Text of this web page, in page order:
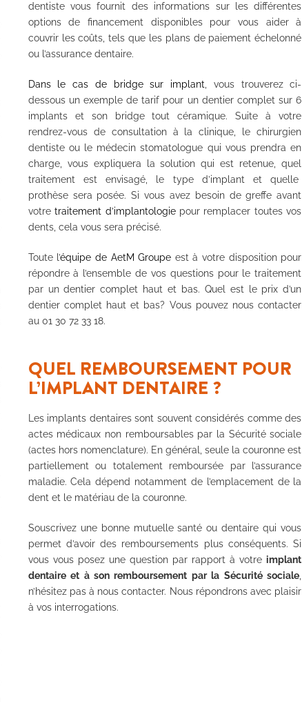
dentiste vous fournit des informations sur les différentes
options de financement disponibles pour vous aider à
couvrir les coûts, tels que les plans de paiement échelonné
ou l’assurance dentaire.
Dans le cas de bridge sur implant , vous trouverez ci-
dessous un exemple de tarif pour un dentier complet sur 6
implants et son bridge tout céramique. Suite à votre
rendrez-vous de consultation à la clinique, le chirurgien
dentiste ou le médecin stomatologue qui vous prendra en
charge, vous expliquera la solution qui est retenue, quel
traitement est envisagé, le type d’implant et quelle
prothèse sera posée. Si vous avez besoin de greffe avant
votretraitement d’implantologiepour remplacer toutes vos
dents, cela vous sera précisé.
Toute l’équipe de AetM Groupe est à votre disposition pour
répondre à l’ensemble de vos questions pour le traitement
par un dentier complet haut et bas. Quel est le prix d’un
dentier complet haut et bas? Vous pouvez nous contacter
au 01 30 72 33 18.
QUEL REMBOURSEMENT POUR
L’IMPLANT DENTAIRE ?
Les implants dentaires sont souvent considérés comme des
actes médicaux non remboursables par la Sécurité sociale
(actes hors nomenclature). En général, seule la couronne est
partiellement ou totalement remboursée par l’assurance
maladie. Cela dépend notamment de l’emplacement de la
dent et le matériau de la couronne.
Souscrivez une bonne mutuelle santé ou dentaire qui vous
permet d’avoir des remboursements plus conséquents. Si
vous vous posez une question par rapport à votreimplant
dentaire et à son remboursement par la Sécurité sociale
n’hésitez pas à nous contacter. Nous répondrons avec plaisir
à vos interrogations.